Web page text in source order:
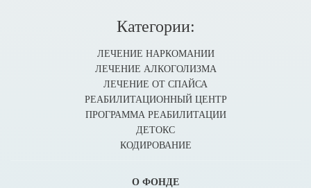
Категории:
ЛЕЧЕНИЕ НАРКОМАНИИ
ЛЕЧЕНИЕ АЛКОГОЛИЗМА
ЛЕЧЕНИЕ ОТ СПАЙСА
РЕАБИЛИТАЦИОННЫЙ ЦЕНТР
ПРОГРАММА РЕАБИЛИТАЦИИ
ДЕТОКС
КОДИРОВАНИЕ
О ФОНДЕ